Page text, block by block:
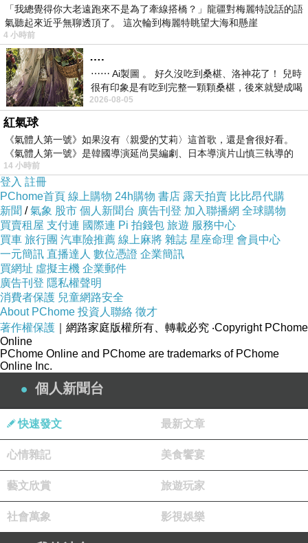
↓瑞典首都斯德哥爾摩(Stockholm)
↓瑞典第二大城哥特堡(Göteborg)
我有位來自屏東東港嫁來此城的友人
因失聯多年 無從再取得她的音訊
在一大陸人經營的中式餐廳用膳
「我總覺得你大老遠跑來不是為了牽線搭橋？」龍疆對梅麗特說話的語
氣聽起來近乎無聊透頂了。 這次輪到梅麗特眺望大海和懸崖
4 小時前
….
⋯⋯ Ai製圖 。 好久沒吃到桑椹、洛神花了！ 兒時
很有印象是有吃到完整一顆顆桑椹，後來就變成喝
桑椹汁。 現在是連喝都沒喝
2026-08-05
紅氣球
《氣體人第一號》如果沒有〈親愛的艾莉〉這首歌，還是會很好看。
《氣體人第一號》是韓國導演延尚昊編劇、日本導演片山慎三執導的
14 小時前
登入 註冊
PChome首頁 線上購物 24h購物 書店 露天拍賣 比比昂代購
新聞 /氣象 股市 個人新聞台 廣告刊登 加入聯播網 全球購物
買賣租屋 支付連 國際連 Pi 拍錢包 旅遊 服務中心
買車 旅行團 汽車險推薦 線上麻將 雜誌 星座命理 會員中心
一元簡訊 直播達人 數位憑證 企業簡訊
買網址 虛擬主機 企業郵件
廣告刊登 隱私權聲明
消費者保護 兒童網路安全
About PChome 投資人聯絡 徵才
著作權保護 ｜網路家庭版權所有、轉載必究 ‧Copyright PChome
Online
PChome Online and PChome are trademarks of PChome
Online Inc.
個人新聞台
快速發文 最新文章
心情雜記 美食饗宴
藝文欣賞 旅遊玩家
社會萬象 影視娛樂